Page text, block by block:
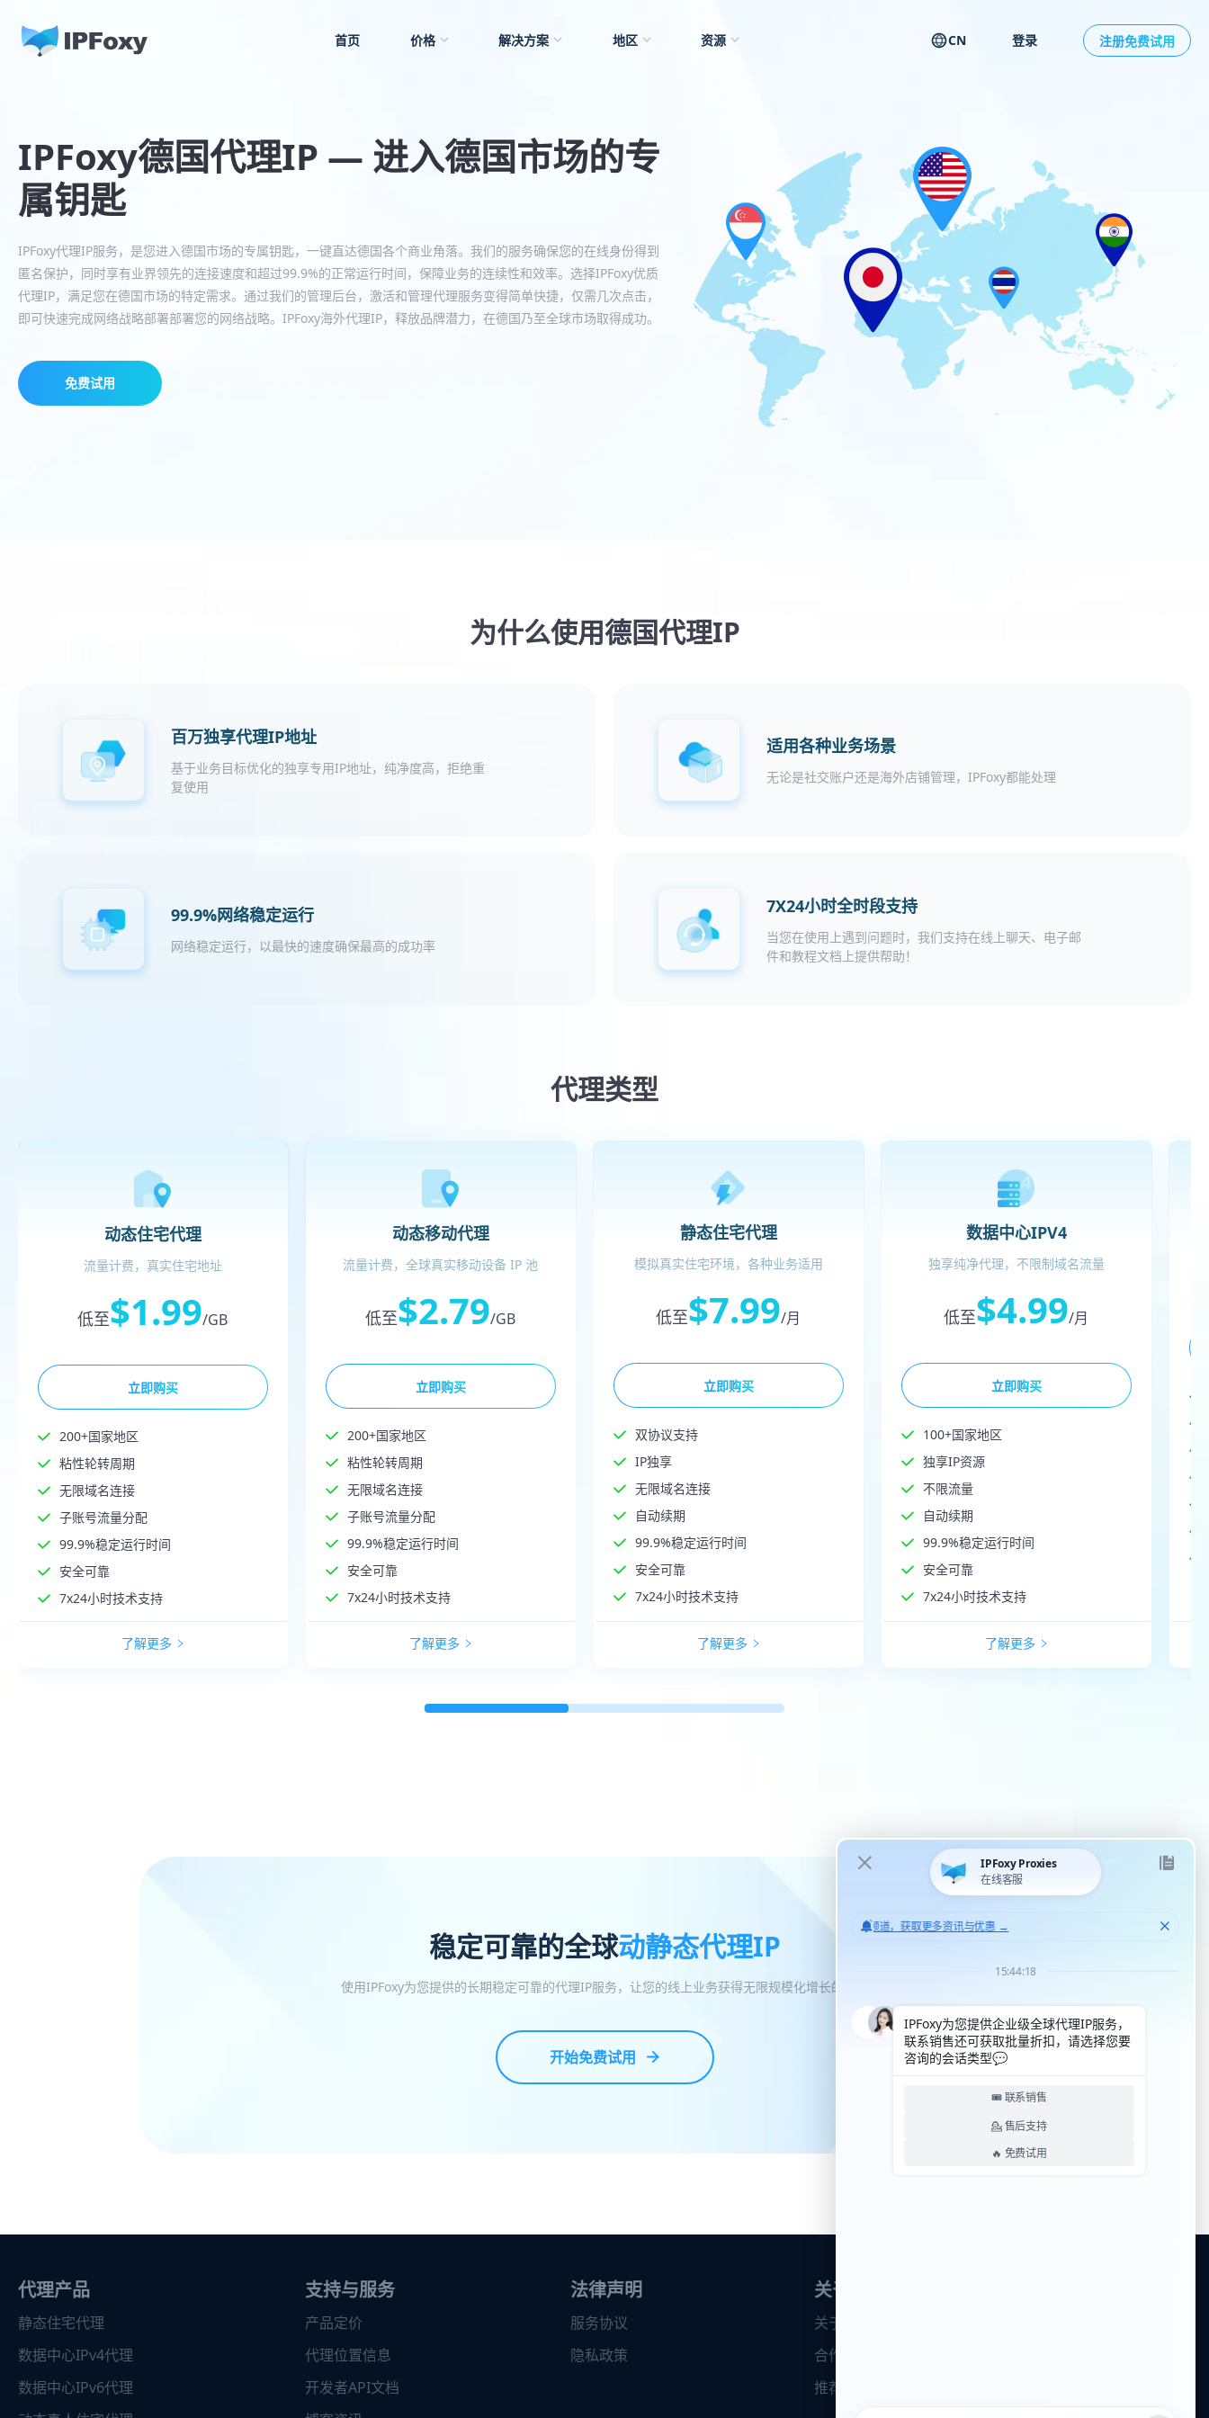
首页 价格 解决方案 地区 资源 CN 登录 注册免费试用
IPFoxy德国代理IP — 进入德国市场的专
属钥匙
IPFoxy代理IP服务，是您进入德国市场的专属钥匙，一键直达德国各个商业角落。我们的服务确保您的在线身份得到
匿名保护，同时享有业界领先的连接速度和超过99.9%的正常运行时间，保障业务的连续性和效率。选择IPFoxy优质
代理IP，满足您在德国市场的特定需求。通过我们的管理后台，激活和管理代理服务变得简单快捷，仅需几次点击，
即可快速完成网络战略部署部署您的网络战略。IPFoxy海外代理IP，释放品牌潜力，在德国乃至全球市场取得成功。
免费试用
为什么使用德国代理IP
百万独享代理IP地址
基于业务目标优化的独享专用IP地址，纯净度高，拒绝重
复使用
适用各种业务场景
无论是社交账户还是海外店铺管理，IPFoxy都能处理
99.9%网络稳定运行
网络稳定运行，以最快的速度确保最高的成功率
7X24小时全时段支持
当您在使用上遇到问题时，我们支持在线上聊天、电子邮
件和教程文档上提供帮助！
代理类型
动态住宅代理
流量计费，真实住宅地址
低至$1.99/GB
立即购买
200+国家地区
粘性轮转周期
无限域名连接
子账号流量分配
99.9%稳定运行时间
安全可靠
7x24小时技术支持
了解更多
动态移动代理
流量计费，全球真实移动设备 IP 池
低至$2.79/GB
立即购买
200+国家地区
粘性轮转周期
无限域名连接
子账号流量分配
99.9%稳定运行时间
安全可靠
7x24小时技术支持
了解更多
静态住宅代理
模拟真实住宅环境，各种业务适用
低至$7.99/月
立即购买
双协议支持
IP独享
无限域名连接
自动续期
99.9%稳定运行时间
安全可靠
7x24小时技术支持
了解更多
数据中心IPV4
独享纯净代理，不限制域名流量
低至$4.99/月
立即购买
100+国家地区
独享IP资源
不限流量
自动续期
99.9%稳定运行时间
安全可靠
7x24小时技术支持
了解更多
稳定可靠的全球动静态代理IP
使用IPFoxy为您提供的长期稳定可靠的代理IP服务，让您的线上业务获得无限规模化增长的机会
开始免费试用
代理产品
静态住宅代理
数据中心IPv4代理
数据中心IPv6代理
支持与服务
产品定价
代理位置信息
开发者API文档
法律声明
服务协议
隐私政策
关于我们
关于我们
合作伙伴
推荐计划